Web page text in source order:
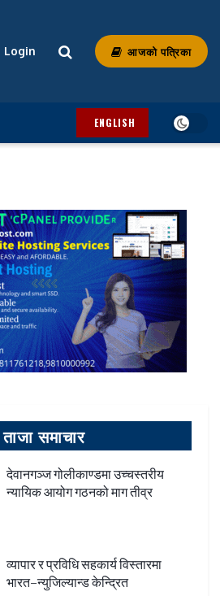
Login आजको पत्रिका
ENGLISH
ताजा समाचार
देवानगञ्ज गोलीकाण्डमा उच्चस्तरीय
न्यायिक आयोग गठनको माग तीव्र
व्यापार र प्रविधि सहकार्य विस्तारमा
भारत–न्युजिल्यान्ड केन्द्रित